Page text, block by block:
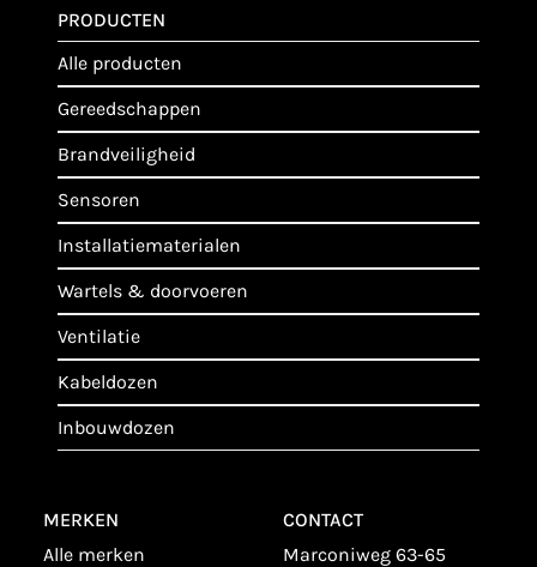
PRODUCTEN
alle producten
gereedschappen
brandveiligheid
sensoren
installatiematerialen
wartels & doorvoeren
ventilatie
kabeldozen
inbouwdozen
MERKEN
alle merken
CONTACT
Marconiweg 63-65